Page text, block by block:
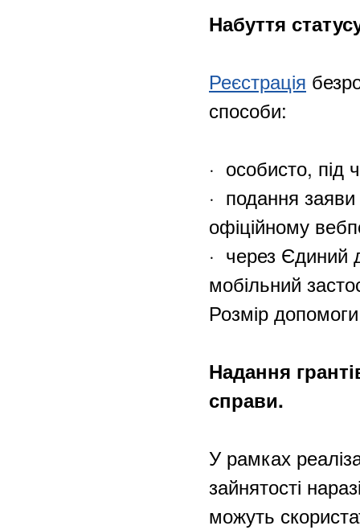
Набуття
Реєстрація
способи:
· особисто, під
· подання
офіційному
· через Єдиний
мобільний
Розмір
Надання
справи.
У рамках
зайнятості
можуть